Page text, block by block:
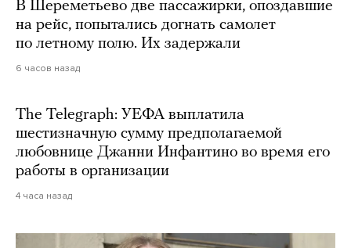
В Шереметьево две пассажирки, опоздавшие
на рейс, попытались догнать самолет
по летному полю. Их задержали
6 часов назад
The Telegraph: УЕФА выплатила
шестизначную сумму предполагаемой
любовнице Джанни Инфантино во время его
работы в организации
4 часа назад